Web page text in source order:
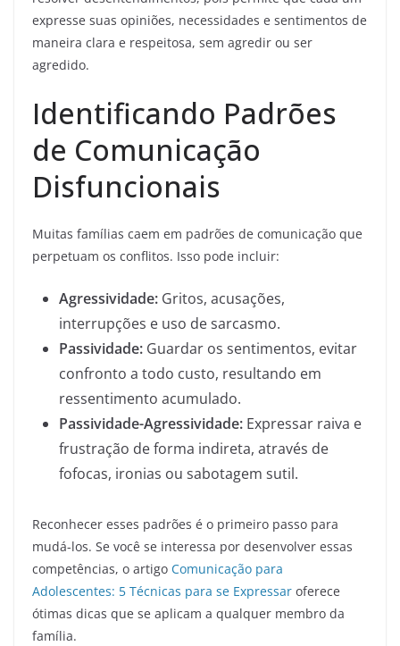
expresse suas opiniões, necessidades e sentimentos de
maneira clara e respeitosa, sem agredir ou ser
agredido.
Identificando Padrões
de Comunicação
Disfuncionais
Muitas famílias caem em padrões de comunicação que
perpetuam os conflitos. Isso pode incluir:
Agressividade: Gritos, acusações,
interrupções e uso de sarcasmo.
Passividade: Guardar os sentimentos, evitar
confronto a todo custo, resultando em
ressentimento acumulado.
Passividade-Agressividade: Expressar raiva e
frustração de forma indireta, através de
fofocas, ironias ou sabotagem sutil.
Reconhecer esses padrões é o primeiro passo para
mudá-los. Se você se interessa por desenvolver essas
competências, o artigo Comunicação para
Adolescentes: 5 Técnicas para se Expressar oferece
ótimas dicas que se aplicam a qualquer membro da
família.